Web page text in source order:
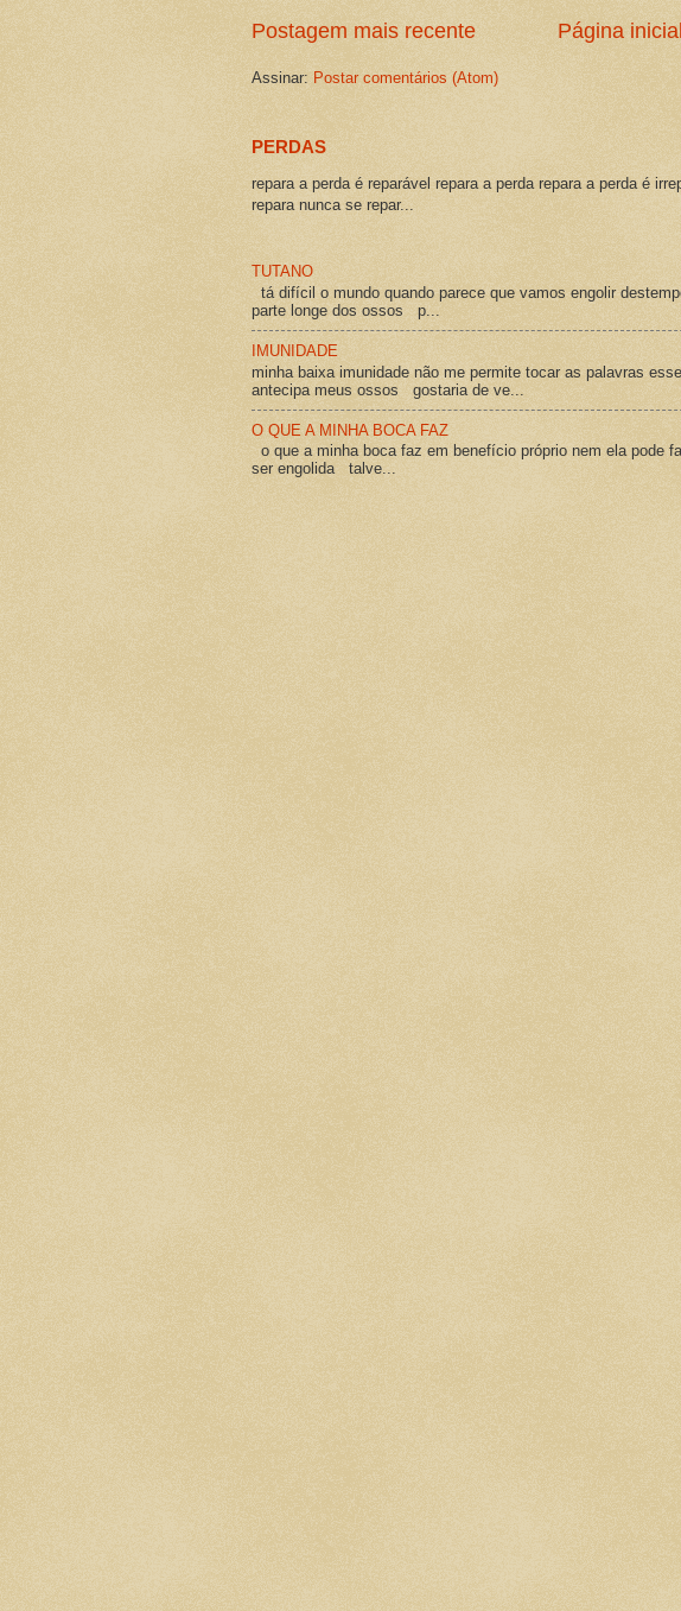
Postagem mais recente Página inicial
Assinar: Postar comentários (Atom)
PERDAS
repara a perda é reparável repara a perda repara a perda é
repara nunca se repar...
TUTANO
tá difícil o mundo quando parece que vamos engolir
parte longe dos ossos p...
IMUNIDADE
minha baixa imunidade não me permite tocar as palavras
antecipa meus ossos gostaria de ve...
O QUE A MINHA BOCA FAZ
o que a minha boca faz em benefício próprio nem ela pode
ser engolida talve...